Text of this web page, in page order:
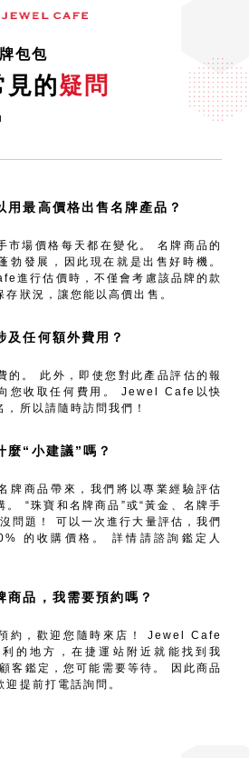
日本特別受
如皮革），如
隨著時間的流
包包
見的疑問
用最高價格出售名牌產品？
市場價格每天都在變化。 名牌商品的
勃發展，因此現在就是出售好時機。
進行估價時，不僅會考慮該品牌的款
狀況，讓您能以高價出售。
及任何額外費用？
的。 此外，即使您對此產品評估的報
您收取任何費用。 Jewel Cafe以快
所以請隨時訪問我們！
麼“小建議”嗎？
牌商品帶來，我們將以專業經驗評估
。 “珠寶和名牌商品”或“黃金、名牌手
問題！ 可以一次進行大量評估，我們
的收購價格。 詳情請諮詢鑑定人
商品，我需要預約嗎？
約，歡迎您隨時來店！ Jewel Cafe
的地方，在捷運站附近就能找到我
客鑑定，您可能需要等待。 因此商品
提前打電話詢問。